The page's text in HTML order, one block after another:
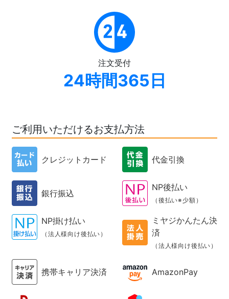
注文受付
24時間365日
ご利用いただけるお支払方法
クレジットカード 代金引換
銀行振込
NP後払い
（後払い※少額）
NP掛け払い
（法人様向け後払い）
ミヤジかんたん決
済
（法人様向け後払い）
携帯キャリア決済 AmazonPay